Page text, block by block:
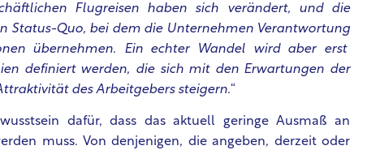
Flugreisen haben sich verändert, und die
Status-Quo, bei dem die Unternehmen Verantwortung
übernehmen. Ein echter Wandel wird aber erst
definiert werden, die sich mit den Erwartungen der
des Arbeitgebers steigern.“
dafür, dass das aktuell geringe Ausmaß an
muss. Von denjenigen, die angeben, derzeit oder